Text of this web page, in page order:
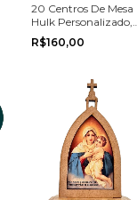
20 Centros De Mesa
Hulk Personalizado,
Vingadores, Avengers
R$160,00